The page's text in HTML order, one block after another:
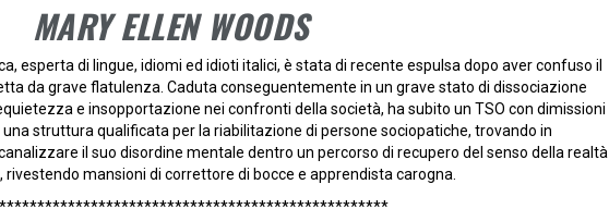
MARY ELLEN WOODS
esperta di lingue, idiomi ed idioti italici, è stata di recente espulsa dopo aver confuso il
da grave flatulenza. Caduta conseguentemente in un grave stato di dissociazione
e insopportazione nei confronti della società, ha subito un TSO con dimissioni
struttura qualificata per la riabilitazione di persone sociopatiche, trovando in
il suo disordine mentale dentro un percorso di recupero del senso della realtà
rivestendo mansioni di correttore di bocce e apprendista carogna.